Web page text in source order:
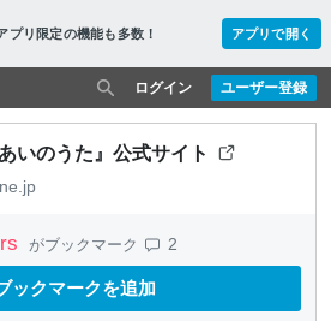
プリ限定の機能も多数！ アプリで開く
ユーザー登録
ログイン
いのうた』公式サイト
がブックマーク 2
ックマークを追加